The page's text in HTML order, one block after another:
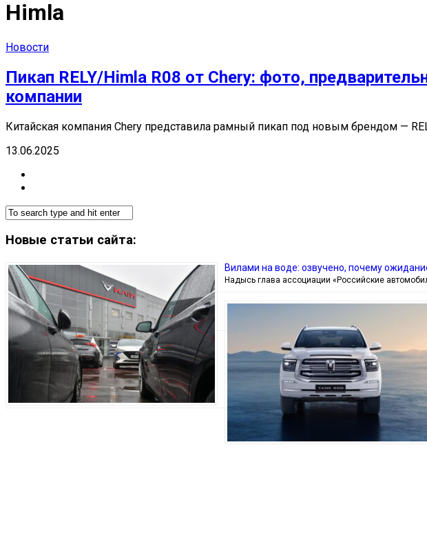
Himla
Новости
Пикап RELY/Himla R08 от Chery: фото,
компании
Китайская компания Chery представила рамный пикап под новым брендом —
13.06.2025
Новые статьи сайта:
Вилами на воде: озвучено, почему
Надысь глава ассоциации «Российские